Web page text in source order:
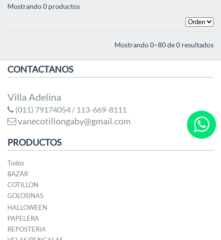
Mostrando 0 productos
Mostrando 0–80 de 0 resultados
CONTACTANOS
Villa Adelina
(011) 79174054 / 113-669-8111
vanecotillongaby@gmail.com
PRODUCTOS
Todos
BAZAR
COTILLON
GOLOSINAS
HALLOWEEN
PAPELERA
REPOSTERIA